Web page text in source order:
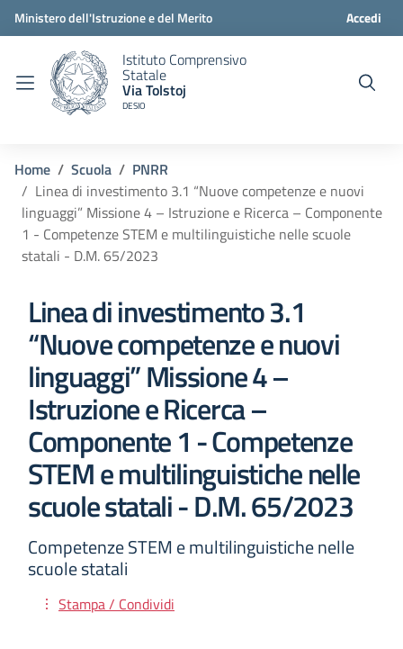
Ministero dell'Istruzione e del Merito Accedi
Istituto Comprensivo
Statale
Via Tolstoj
DESIO
Home Scuola
PNRR
Linea di investimento 3.1 “Nuove competenze e nuovi
linguaggi” Missione 4 – Istruzione e Ricerca – Componente
1 - Competenze STEM e multilinguistiche nelle scuole
statali - D.M. 65/2023
Linea di investimento 3.1
“Nuove competenze e nuovi
linguaggi” Missione 4 –
Istruzione e Ricerca –
Componente 1 - Competenze
STEM e multilinguistiche nelle
scuole statali - D.M. 65/2023
Competenze STEM e multilinguistiche nelle
scuole statali
Stampa / Condividi